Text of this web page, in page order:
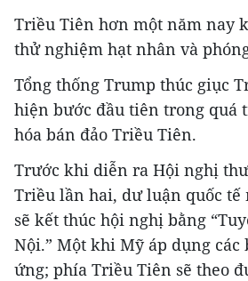
Triều Tiên hơn một năm nay
thử nghiệm hạt nhân và
Tổng thống Trump thúc giục
hiện bước đầu tiên trong quá
hóa bán đảo Triều Tiên.
Trước khi diễn ra Hội nghị
Triều lần hai, dư luận quốc tế
sẽ kết thúc hội nghị bằng
Nội.” Một khi Mỹ áp dụng
ứng; phía Triều Tiên sẽ theo